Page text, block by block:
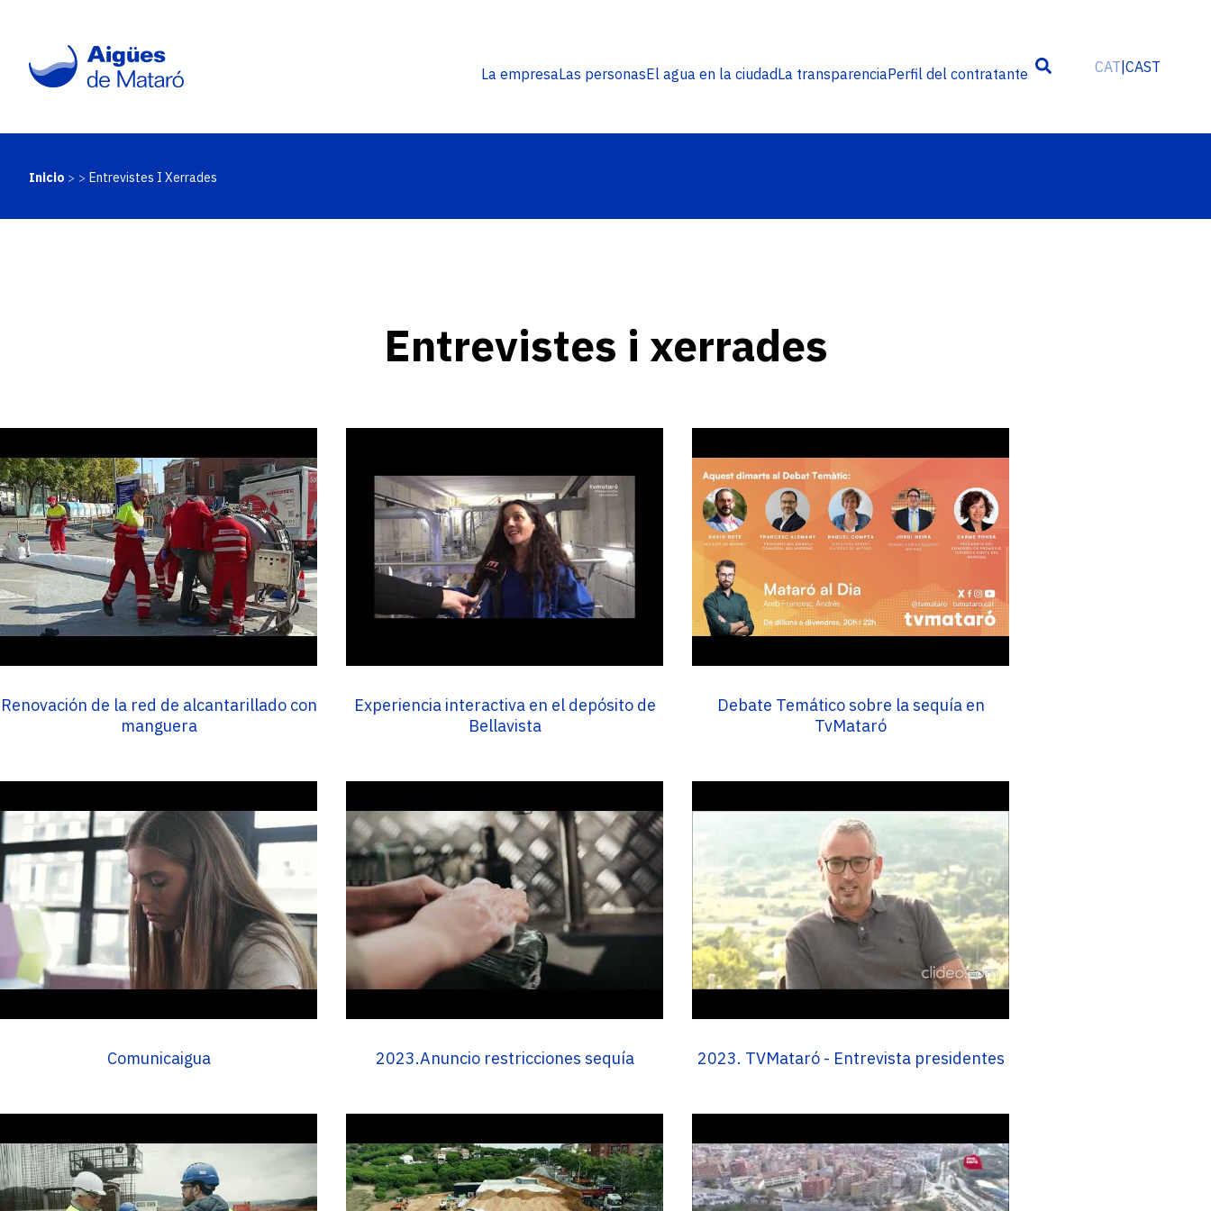
contenido
principal
Navegació
La empresaLas personasEl agua en la ciudadLa transparenciaPerfil del contratante CAT CAST
Ruta
Inicio Entrevistes I Xerrades
Entrevistes i xerrades
Renovación de la red de alcantarillado con
manguera
Experiencia interactiva en el depósito de
Bellavista
Debate Temático sobre la sequía en
TvMataró
Comunicaigua 2023.Anuncio restricciones sequía 2023. TVMataró - Entrevista presidentes